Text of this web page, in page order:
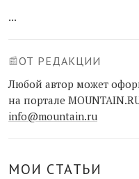
...
📰ОТ РЕДАКЦИИ
Любой автор может
на портале
info@mountain.ru
МОИ СТАТЬИ